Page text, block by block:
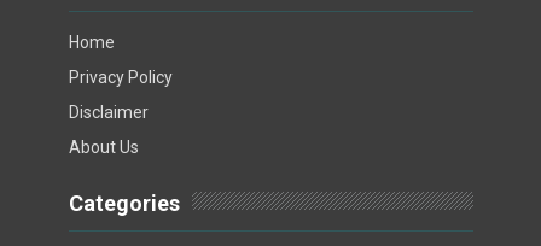
Home
Privacy Policy
Disclaimer
About Us
Categories